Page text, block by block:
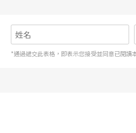
*通過遞交此表格，即表示您接受並同意已閱讀